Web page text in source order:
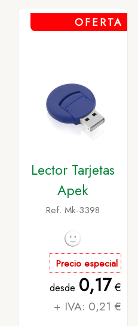
OFERTA
Lector Tarjetas
Apek
Ref. Mk-3398
Precio especial
desde 0,17 €
+ IVA: 0,21 €